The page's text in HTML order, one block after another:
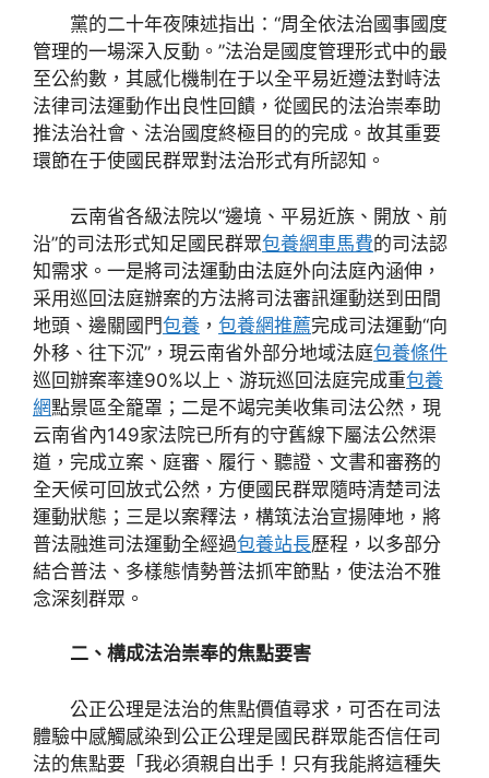
黨的二十年夜陳述指出：“周全依法治國事國度
管理的一場深入反動。”法治是國度管理形式中的最
至公約數，其感化機制在于以全平易近遵法對峙法
法律司法運動作出良性回饋，從國民的法治崇奉助
推法治社會、法治國度終極目的的完成。故其重要
環節在于使國民群眾對法治形式有所認知。
云南省各級法院以“邊境、平易近族、開放、前
沿”的司法形式知足國民群眾包養網車馬費的司法認
知需求。一是將司法運動由法庭外向法庭內涵伸，
采用巡回法庭辦案的方法將司法審訊運動送到田間
地頭、邊關國門包養 ， 包養網推薦完成司法運動“向
外移、往下沉”，現云南省外部分地域法庭包養條件
巡回辦案率達90%以上、游玩巡回法庭完成重包養
網點景區全籠罩；二是不竭完美收集司法公然，現
云南省內149家法院已所有的守舊線下屬法公然渠
道，完成立案、庭審、履行、聽證、文書和審務的
全天候可回放式公然，方便國民群眾隨時清楚司法
運動狀態；三是以案釋法，構筑法治宣揚陣地，將
普法融進司法運動全經過包養站長歷程，以多部分
結合普法、多樣態情勢普法抓牢節點，使法治不雅
念深刻群眾。
二、構成法治崇奉的焦點要害
公正公理是法治的焦點價值尋求，可否在司法
體驗中感觸感染到公正公理是國民群眾能否信任司
法的焦點要「我必須親自出手！只有我能將這種失